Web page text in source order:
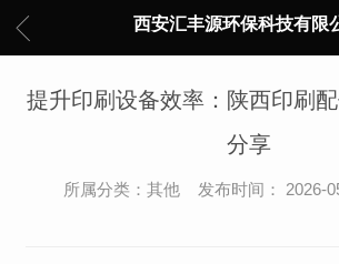
西安汇丰源环保科技有限
提升印刷设备效率：陕西印刷
分享
所属分类：其他 发布时间： 2026-